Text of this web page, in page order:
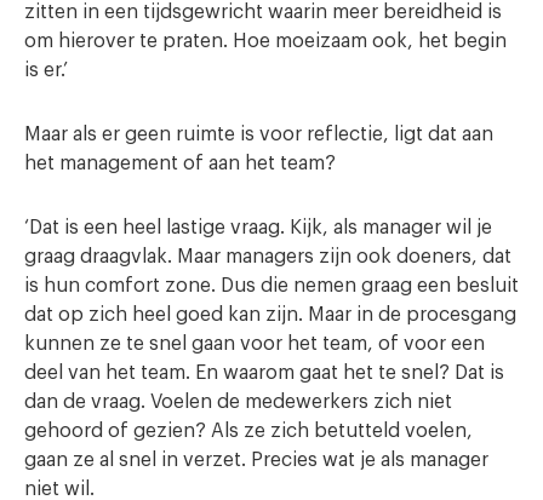
zitten in een tijdsgewricht waarin meer bereidheid is
om hierover te praten. Hoe moeizaam ook, het begin
is er.’
Maar als er geen ruimte is voor reflectie, ligt dat aan
het management of aan het team?
‘Dat is een heel lastige vraag. Kijk, als manager wil je
graag draagvlak. Maar managers zijn ook doeners, dat
is hun comfort zone. Dus die nemen graag een besluit
dat op zich heel goed kan zijn. Maar in de procesgang
kunnen ze te snel gaan voor het team, of voor een
deel van het team. En waarom gaat het te snel? Dat is
dan de vraag. Voelen de medewerkers zich niet
gehoord of gezien? Als ze zich betutteld voelen,
gaan ze al snel in verzet. Precies wat je als manager
niet wil.